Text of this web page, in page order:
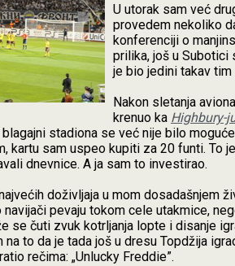
U utorak sam već
provedem nekoliko
konferenciji o
prilika, još u Subotici
je bio jedini takav
Nakon sletanja
krenuo ka Highbury-
blagajni stadiona se već nije bilo
kartu sam uspeo kupiti za 20 funti. To
dnevnice. A ja sam to investirao.
doživljaja u mom
pevaju tokom cele utakmice,
se čuti zvuk kotrljanja lopte i disanje
to da je tada još u dresu Topdžija
rečima: „Unlucky Freddie”.